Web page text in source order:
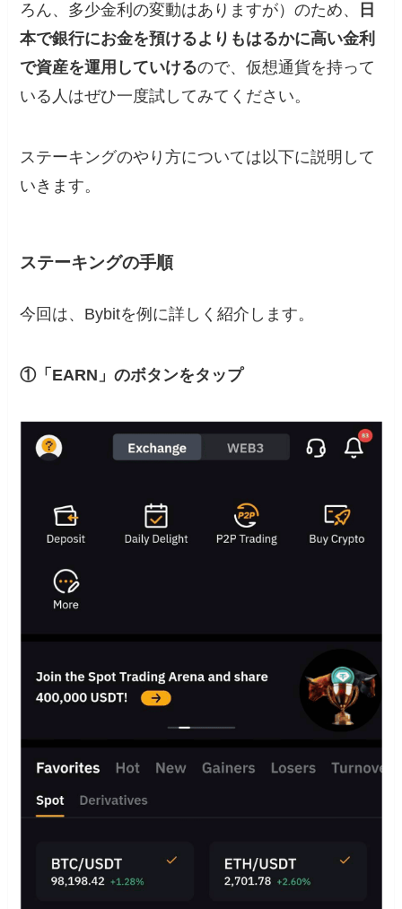
ろん、多少金利の変動はありますが）のため、
日
本で銀行にお金を預けるよりもはるかに高い金利
で資産を運用していけるので、仮想通貨を持って
いる人はぜひ一度試してみてください。
ステーキングのやり方については以下に説明して
いきます。
ステーキングの手順
今回は、Bybitを例に詳しく紹介します。
①「EARN」のボタンをタップ